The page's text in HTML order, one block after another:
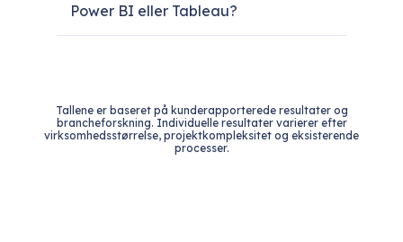
Power BI eller Tableau?
Tallene er baseret på kunderapporterede resultater og
brancheforskning. Individuelle resultater varierer efter
virksomhedsstørrelse, projektkompleksitet og eksisterende
processer.